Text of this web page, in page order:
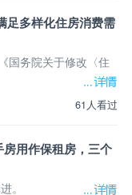
足多样化住房消费需
国务院关于修改〈住
61人看过
房用作保租房，三个
。